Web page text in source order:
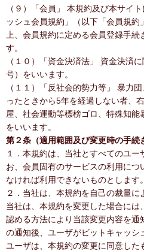
（９）「会員」 本規約及び本サイ
ッシュ会員規約」（以下「会員規
上、会員規約に定める会員登録手
す。
（１０）「資金決済法」 資金決済
号）をいいます。
（１１）「反社会的勢力等」 暴力
ったときから5年を経過しない者、
屋、社会運動等標榜ゴロ、特殊知
をいいます。
第２条（適用範囲及び変更時の手続
１．本規約は、当社とすべてのユ
お、会員固有のサービスの利用に
なければ利用できないものとします。
２．当社は、本規約を自己の裁量に
当社は、本規約を変更した場合には
認める方法により当該変更内容を通
の通知後、ユーザがビットキャッシ
ユーザは、本規約の変更に同意した